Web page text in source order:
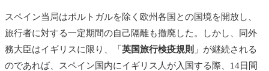
スペイン当局はポルトガルを除く欧州各国との国境を開放し、
旅行者に対する一定期間の自己隔離も撤廃した。しかし、同外
務大臣はイギリスに限り、「 英国旅行検疫規則 」が継続される
のであれば、スペイン国内にイギリス人が入国する際、14日間